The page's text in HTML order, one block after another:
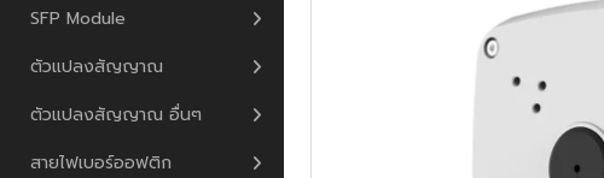
SFP Module
ตัวแปลงสัญญาณ
ตัวแปลงสัญญาณ อื่นๆ
สายไฟเบอร์ออฟติก